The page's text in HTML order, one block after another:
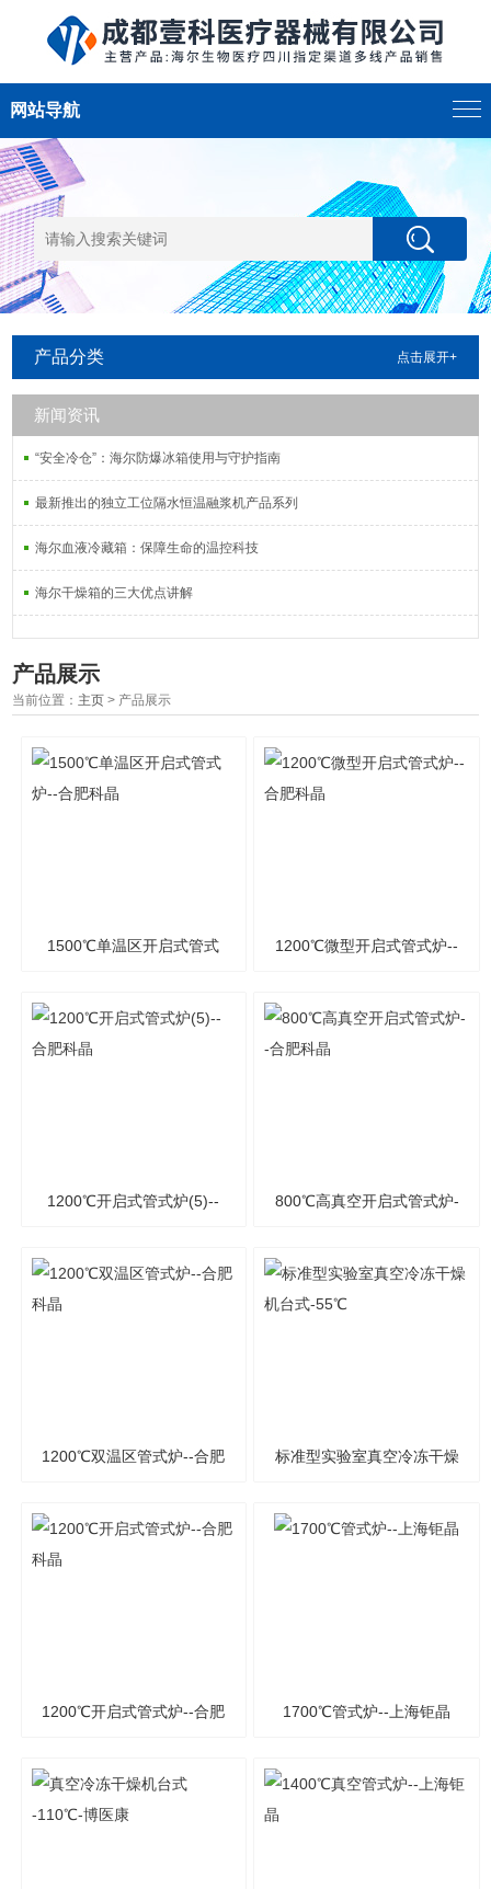
网站导航
产品分类 点击展开+
新闻资讯
“安全冷仓”：海尔防爆冰箱使用与守护指南
最新推出的独立工位隔水恒温融浆机产品系列
海尔血液冷藏箱：保障生命的温控科技
海尔干燥箱的三大优点讲解
产品展示
当前位置： 主页 > 产品展示
1500℃单温区开启式管式 1200℃微型开启式管式炉--
1200℃开启式管式炉(5)-- 800℃高真空开启式管式炉-
1200℃双温区管式炉--合肥 标准型实验室真空冷冻干燥
1200℃开启式管式炉--合肥 1700℃管式炉--上海钜晶